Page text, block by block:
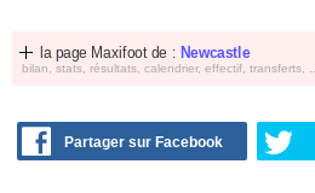
la page Maxifoot de : Newcastle
bilan, stats, résultats, calendrier, effectif, transferts, ...
Partager sur Facebook